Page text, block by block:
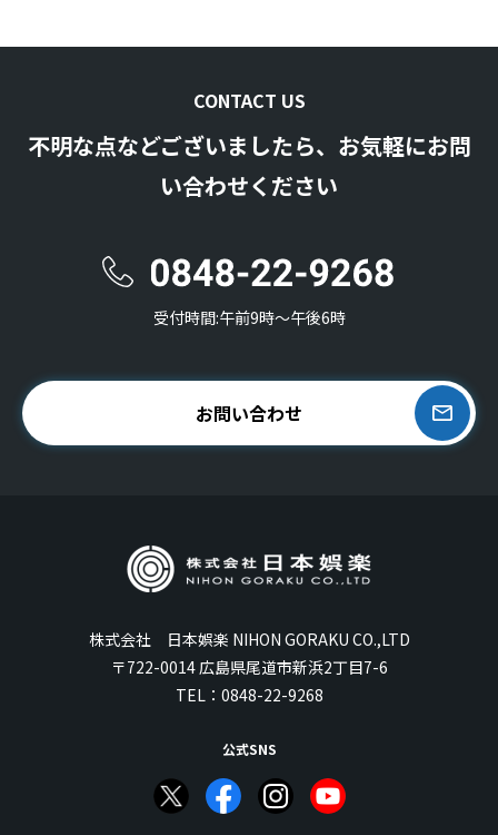
CONTACT US
不明な点などございましたら、お気軽にお問
い合わせください
受付時間:午前9時〜午後6時
お問い合わせ
株式会社 日本娯楽 NIHON GORAKU CO.,LTD
〒722-0014 広島県尾道市新浜2丁目7-6
TEL： 0848-22-9268
公式SNS